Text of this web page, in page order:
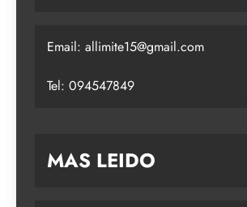
Email: allimite15@gmail.com
Tel: 094547849
MAS LEIDO